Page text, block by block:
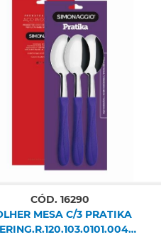
CÓD. 16290
MESA C/3 PRATIKA